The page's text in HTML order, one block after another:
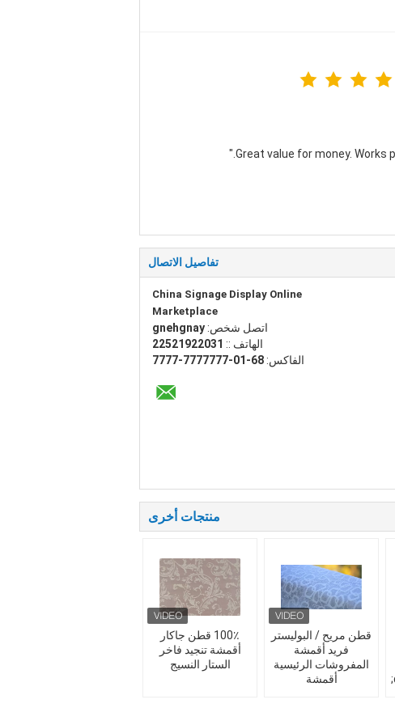
تفاصيل الاتصال
China Signage Display Online
Marketplace
اتصل شخص: yangheng
الهاتف :: 13022912522
الفاكس: 86-10-7777777-7777
منتجات أخرى
100٪ قطن جاكار
أقمشة تنجيد فاخر
الستار النسيج
قطن مريح / البوليستر
فريد أقمشة
المفروشات الرئيسية
أقمشة